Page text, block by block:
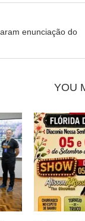
enunciação do
YOU